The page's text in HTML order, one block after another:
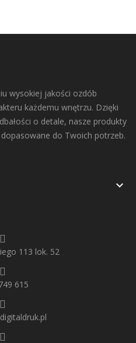
wysokiej jakości ozdób
każdemu wnętrzu. Dzięki
o detale, nasze produkty
do Twoich potrzeb.

113 lok. 52
615